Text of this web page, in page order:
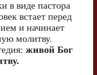
в виде пастора
встает перед
и начинает
молитву.
живой Бог